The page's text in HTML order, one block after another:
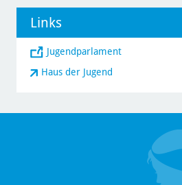
Links
Jugendparlament
Haus der Jugend